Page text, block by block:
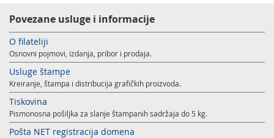
Pravilno adresovanje
Poštanski adresni kod (PAK)
Spisak zabranjenih artikala za uvoz
Punomoćje za uručenje poštanskih pošiljaka
Specifične usluge
Prodaja, izdavanje i zakup nepokretnosti
Pošte Pet friendly
Prodaja i prekonfiguracija TAG uređaja
Povezane usluge i informacije
O filateliji
Osnovni pojmovi, izdanja, pribor i prodaja.
Usluge štampe
Kreiranje, štampa i distribucija grafičkih proizvoda.
Tiskovina
Pismonosna pošiljka za slanje štampanih sadržaja do 5 kg.
Pošta NET registracija domena